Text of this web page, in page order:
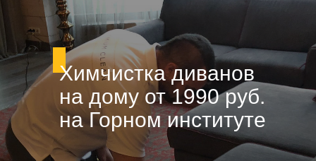
Химчистка диванов
на дому от 1990 руб.
на Горном институте